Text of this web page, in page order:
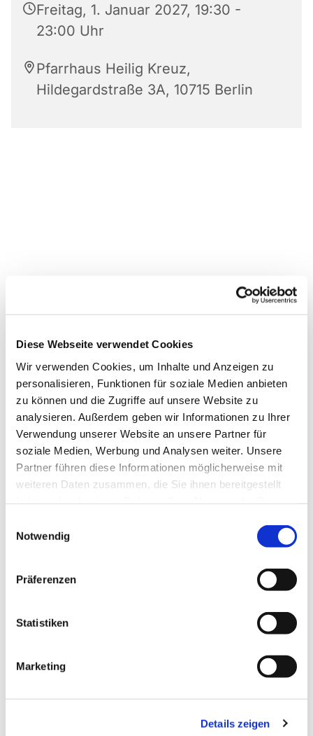
Diese Webseite verwendet Cookies
Wir verwenden Cookies, um Inhalte und Anzeigen zu
personalisieren, Funktionen für soziale Medien anbieten
zu können und die Zugriffe auf unsere Website zu
analysieren. Außerdem geben wir Informationen zu Ihrer
Verwendung unserer Website an unsere Partner für
soziale Medien, Werbung und Analysen weiter. Unsere
Partner führen diese Informationen möglicherweise mit
weiteren Daten zusammen, die Sie ihnen bereitgestellt
Notwendig
Präferenzen
Statistiken
Marketing
Details zeigen
Freitag, 1. Januar 2027, 19:30 -
23:00 Uhr
Pfarrhaus Heilig Kreuz,
Hildegardstraße 3A, 10715 Berlin
Dies könnte Sie auch
interessieren